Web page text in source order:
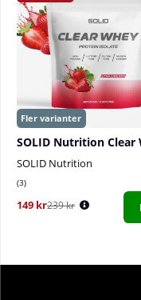
SOLID Nutrition
3
149 kr239 kr